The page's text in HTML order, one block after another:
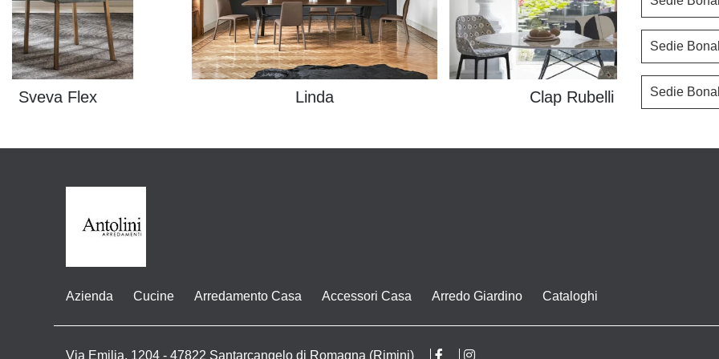
Sveva Flex Linda Clap Rubelli
Sedie
Sedie
Azienda Cucine Arredamento Casa Accessori Casa Arredo Giardino Cataloghi
Via Emilia, 1204 - 47822 Santarcangelo di Romagna (Rimini)